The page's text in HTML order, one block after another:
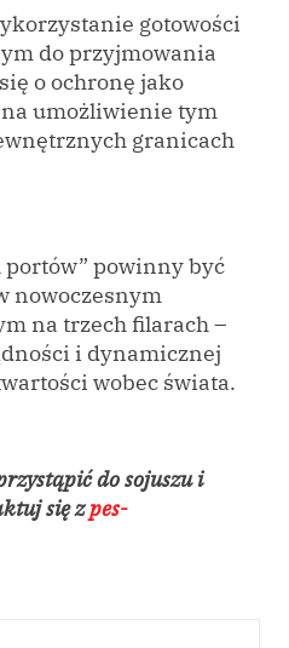
gotowości
do przyjmowania
o ochronę jako
umożliwienie tym
granicach
portów” powinny być
nowoczesnym
na trzech filarach –
i dynamicznej
wobec świata.
do sojuszu i
się zpes-